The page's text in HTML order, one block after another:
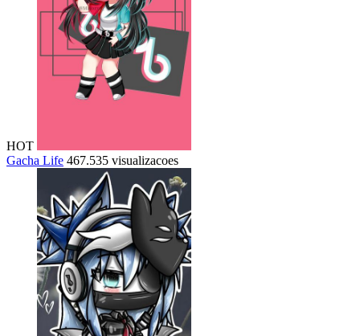
HOT
Gacha Life 467.535 visualizacoes